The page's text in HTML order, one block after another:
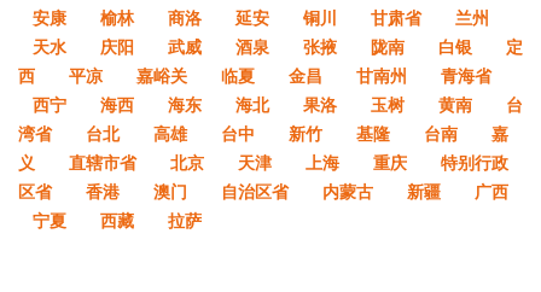
安康
榆林 商洛 延安 铜川 甘肃省
兰州
天水
庆阳 武威 酒泉 张掖 陇南 白银
定
西
平凉 嘉峪关 临夏 金昌 甘南州
青海省
西宁
海西 海东 海北 果洛 玉树 黄南
台
湾省
台北 高雄 台中 新竹 基隆 台南
嘉
义
直辖市省 北京 天津 上海 重庆
特别行政
区省
香港 澳门 自治区省 内蒙古 新疆
广西
宁夏
西藏 拉萨